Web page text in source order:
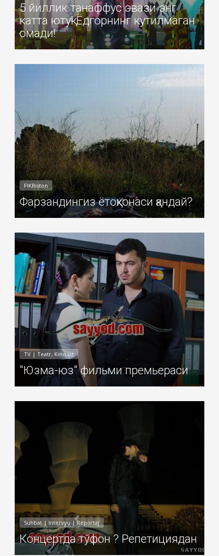
5 йиллик танаффус эвази энг
катта ютуқ! Ёдгорнинг кутилмаган
омади!
FIKRiston
Фарзандингиз ётоқхонаси қандай?
TV | Teatr, Kino.uz
"Юзма-юз" фильми премьераси
Suhbat | Intervyu | Reportaj
Концертда тўфон ? Репетициядан